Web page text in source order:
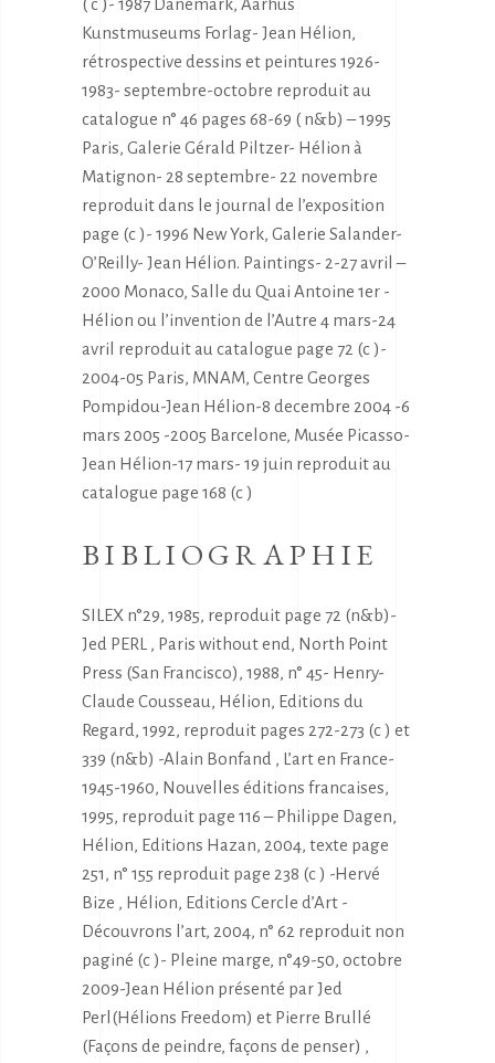
( c )- 1987 Danemark, Aarhus
Kunstmuseums Forlag- Jean Hélion,
rétrospective dessins et peintures 1926-
1983- septembre-octobre reproduit au
catalogue n° 46 pages 68-69 ( n&b) – 1995
Paris, Galerie Gérald Piltzer- Hélion à
Matignon- 28 septembre- 22 novembre
reproduit dans le journal de l’exposition
page (c )- 1996 New York, Galerie Salander-
O’Reilly- Jean Hélion. Paintings- 2-27 avril –
2000 Monaco, Salle du Quai Antoine 1er -
Hélion ou l’invention de l’Autre 4 mars-24
avril reproduit au catalogue page 72 (c )-
2004-05 Paris, MNAM, Centre Georges
Pompidou-Jean Hélion-8 decembre 2004 -6
mars 2005 -2005 Barcelone, Musée Picasso-
Jean Hélion-17 mars- 19 juin reproduit au
catalogue page 168 (c )
BIBLIOGRAPHIE
SILEX n°29, 1985, reproduit page 72 (n&b)-
Jed PERL , Paris without end, North Point
Press (San Francisco), 1988, n° 45- Henry-
Claude Cousseau, Hélion, Editions du
Regard, 1992, reproduit pages 272-273 (c ) et
339 (n&b) -Alain Bonfand , L’art en France-
1945-1960, Nouvelles éditions francaises,
1995, reproduit page 116 – Philippe Dagen,
Hélion, Editions Hazan, 2004, texte page
251, n° 155 reproduit page 238 (c ) -Hervé
Bize , Hélion, Editions Cercle d’Art -
Découvrons l’art, 2004, n° 62 reproduit non
paginé (c )- Pleine marge, n°49-50, octobre
2009-Jean Hélion présenté par Jed
Perl(Hélions Freedom) et Pierre Brullé
(Façons de peindre, façons de penser) ,